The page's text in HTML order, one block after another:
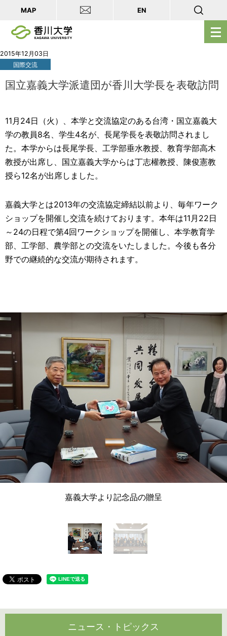
メ
ニ
を
MAP EN
2015年12月03日
国際交流
国立嘉義大学派遣団が香川大学長を表敬訪問
11月24日（火）、本学と交流協定のある台湾・国立嘉義大
学の教員8名、学生4名が、長尾学長を表敬訪問されまし
た。本学からは長尾学長、工学部垂水教授、教育学部高木
教授が出席し、国立嘉義大学からは丁志權教授、陳俊憲教
授ら12名が出席しました。
嘉義大学とは2013年の交流協定締結以前より、毎年ワーク
ショップを開催し交流を続けております。本年は11月22日
～24の日程で第4回ワークショップを開催し、本学教育学
部、工学部、農学部との交流をいたしました。今後も各分
野での継続的な交流が期待されます。
嘉義大学より記念品の贈呈
ニュース・トピックス